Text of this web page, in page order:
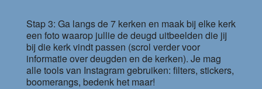
Stap 3: Ga langs de 7 kerken en maak bij elke kerk
een foto waarop jullie de deugd uitbeelden die jij
bij die kerk vindt passen (scrol verder voor
informatie over deugden en de kerken). Je mag
alle tools van Instagram gebruiken: filters, stickers,
boomerangs, bedenk het maar!